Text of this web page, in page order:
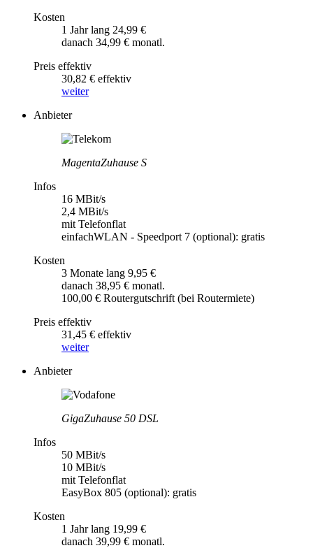
Kosten
1 Jahr lang 24,99 €
danach 34,99 € monatl.
Preis effektiv
30,82 € effektiv
weiter
Anbieter
MagentaZuhause S
Infos
16 MBit/s
2,4 MBit/s
mit Telefonflat
einfachWLAN - Speedport 7 (optional): gratis
Kosten
3 Monate lang 9,95 €
danach 38,95 € monatl.
100,00 € Routergutschrift (bei Routermiete)
Preis effektiv
31,45 € effektiv
weiter
Anbieter
GigaZuhause 50 DSL
Infos
50 MBit/s
10 MBit/s
mit Telefonflat
EasyBox 805 (optional): gratis
Kosten
1 Jahr lang 19,99 €
danach 39,99 € monatl.